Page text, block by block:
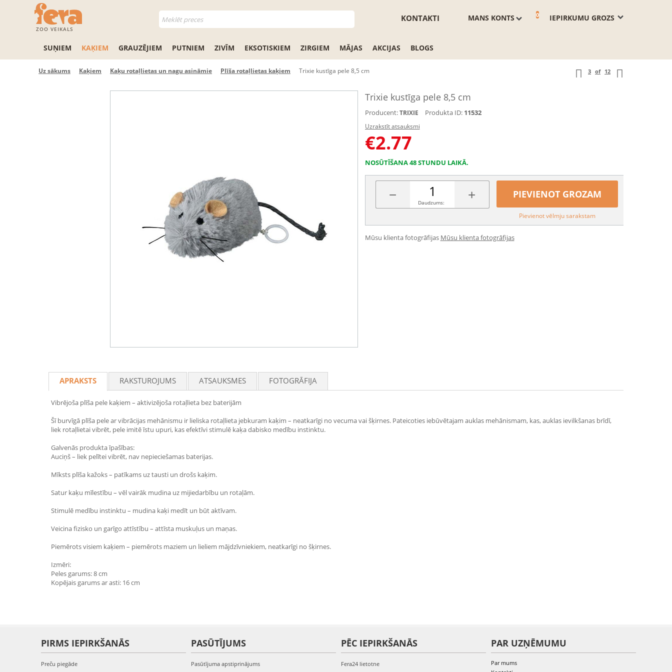
ZOO VEIKALS
IEPIRKUMU GROZS
0
MANS KONTS
KONTAKTI
SUŅIEM KAĶIEM GRAUZĒJIEM PUTNIEM ZIVĪM EKSOTISKIEM ZIRGIEM MĀJAS AKCIJAS BLOGS
Uz sākums Kaķiem Kaķu rotaļlietas un nagu asināmie Plīša rotaļlietas kaķiem Trixie kustīga pele 8,5 cm 3 of 12
Trixie kustīga pele 8,5 cm
Producent: TRIXIE Produkta ID: 11532
Uzrakstīt atsauksmi
€2.77
NOSŪTĪŠANA 48 STUNDU LAIKĀ.
− +
Daudzums:
PIEVIENOT GROZAM
Pievienot vēlmju sarakstam
Mūsu klienta fotogrāfijas Mūsu klienta fotogrāfijas
APRAKSTS RAKSTUROJUMS ATSAUKSMES FOTOGRĀFIJA
Vibrējoša plīša pele kaķiem – aktivizējoša rotaļlieta bez baterijām
Šī burvīgā plīša pele ar vibrācijas mehānismu ir lieliska rotaļlieta jebkuram kaķim – neatkarīgi no vecuma vai šķirnes. Pateicoties iebūvētajam auklas mehānismam, kas, auklas ievilkšanas brīdī,
liek rotaļlietai vibrēt, pele imitē īstu upuri, kas efektīvi stimulē kaķa dabisko medību instinktu.
Galvenās produkta īpašības:
Auciņš – liek pelītei vibrēt, nav nepieciešamas baterijas.
Mīksts plīša kažoks – patīkams uz tausti un drošs kaķim.
Satur kaķu mīlestību – vēl vairāk mudina uz mijiedarbību un rotaļām.
Stimulē medību instinktu – mudina kaķi medīt un būt aktīvam.
Veicina fizisko un garīgo attīstību – attīsta muskuļus un maņas.
Piemērots visiem kaķiem – piemērots maziem un lieliem mājdzīvniekiem, neatkarīgi no šķirnes.
Izmēri:
Peles garums: 8 cm
Kopējais garums ar asti: 16 cm
PIRMS IEPIRKŠANĀS
Preču piegāde
PASŪTĪJUMS
Pasūtījuma apstiprinājums
PĒC IEPIRKŠANĀS
Fera24 lietotne
PAR UZŅĒMUMU
Par mums